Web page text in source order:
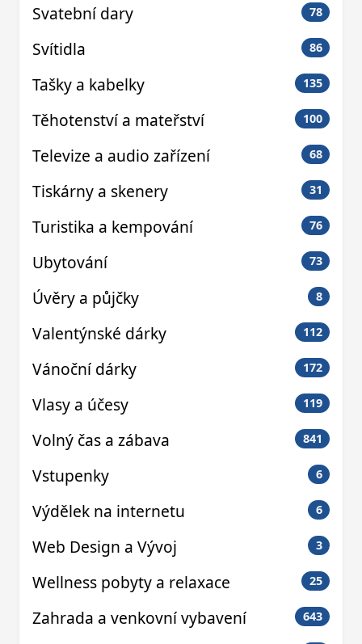
Svatební dary 78
Svítidla 86
Tašky a kabelky 135
Těhotenství a mateřství 100
Televize a audio zařízení 68
Tiskárny a skenery 31
Turistika a kempování 76
Ubytování 73
Úvěry a půjčky 8
Valentýnské dárky 112
Vánoční dárky 172
Vlasy a účesy 119
Volný čas a zábava 841
Vstupenky 6
Výdělek na internetu 6
Web Design a Vývoj 3
Wellness pobyty a relaxace 25
Zahrada a venkovní vybavení 643